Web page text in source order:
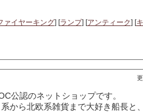
ァイヤーキング] [ランプ] [アンティーク] [
公認のネットショップです。
から北欧系雑貨まで大好き船長